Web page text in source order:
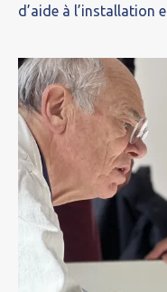
d’aide à l’installation